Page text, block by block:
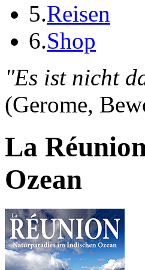
5.Reisen
6.Shop
"Es ist nicht
(Gerome,
La
Ozean